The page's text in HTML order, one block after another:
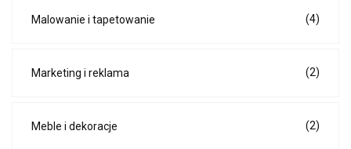
Malowanie i tapetowanie (4)
Marketing i reklama (2)
Meble i dekoracje (2)